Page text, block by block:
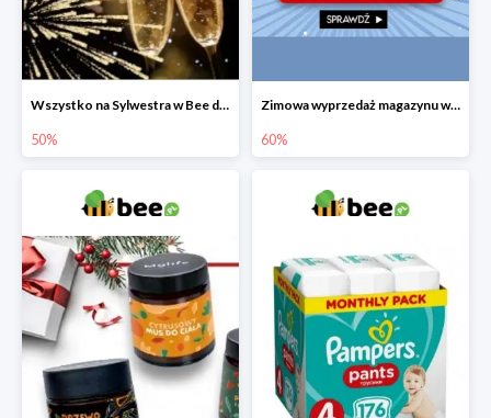
Wszystko na Sylwestra w Bee do -50%
50%
Zimowa wyprzedaż magazynu w Bee do -60%
60%